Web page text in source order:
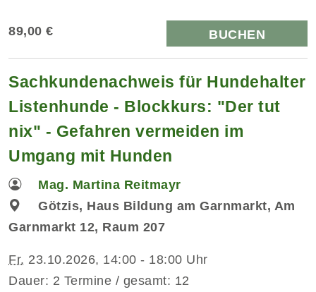
89,00 € BUCHEN
Sachkundenachweis für Hundehalter
Listenhunde - Blockkurs: "Der tut
nix" - Gefahren vermeiden im
Umgang mit Hunden
Mag. Martina Reitmayr
Götzis, Haus Bildung am Garnmarkt, Am
Garnmarkt 12, Raum 207
Fr. 23.10.2026, 14:00 - 18:00 Uhr
Dauer: 2 Termine / gesamt: 12